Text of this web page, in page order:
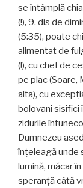
se întâmplă
(!), 9, dis de
(5:35), poate
alimentat de
(!), cu chef de
pe plac (Soare,
alta), cu
bolovani sisifici
zidurile
Dumnezeu
înțeleagă unde
lumină, măcar
speranță câtă